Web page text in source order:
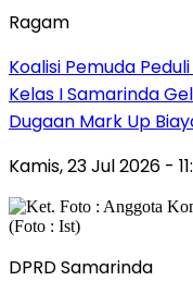
Ragam
Koalisi Pemuda
Kelas I Samarinda
Dugaan Mark Up
Kamis, 23 Jul 2026 -
DPRD Samarinda